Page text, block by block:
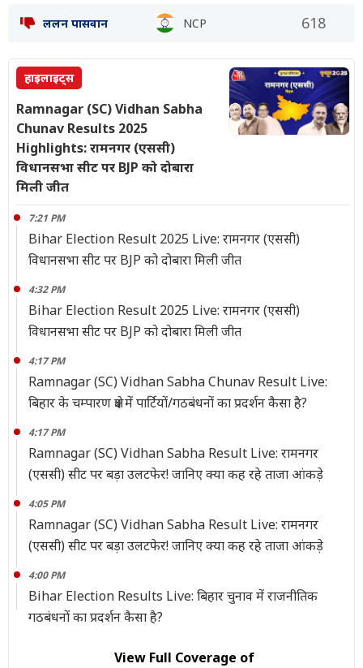
ललन पासवान NCP 618
हाइलाइट्स
Ramnagar (SC) Vidhan Sabha
Chunav Results 2025
Highlights: रामनगर (एससी)
विधानसभा सीट पर BJP को दोबारा
मिली जीत
7:21 PM
Bihar Election Result 2025 Live: रामनगर (एससी)
विधानसभा सीट पर BJP को दोबारा मिली जीत
4:32 PM
Bihar Election Result 2025 Live: रामनगर (एससी)
विधानसभा सीट पर BJP को दोबारा मिली जीत
4:17 PM
Ramnagar (SC) Vidhan Sabha Chunav Result Live:
बिहार के चम्पारण क्षेत्र में पार्टियों/गठबंधनों का प्रदर्शन कैसा है?
4:17 PM
Ramnagar (SC) Vidhan Sabha Result Live: रामनगर
(एससी) सीट पर बड़ा उलटफेर! जानिए क्या कह रहे ताजा आंकड़े
4:05 PM
Ramnagar (SC) Vidhan Sabha Result Live: रामनगर
(एससी) सीट पर बड़ा उलटफेर! जानिए क्या कह रहे ताजा आंकड़े
4:00 PM
Bihar Election Results Live: बिहार चुनाव में राजनीतिक
गठबंधनों का प्रदर्शन कैसा है?
View Full Coverage of